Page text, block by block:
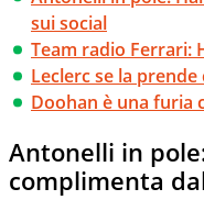
sui social
Team radio Ferrari:
Leclerc se la prende
Doohan è una furia
Antonelli in
complimenta